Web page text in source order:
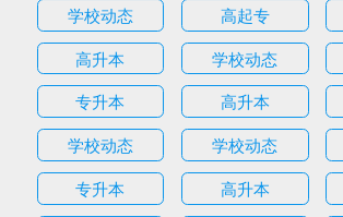
学校动态
高起专
高升本
学校动态
专升本
高升本
学校动态
学校动态
专升本
高升本